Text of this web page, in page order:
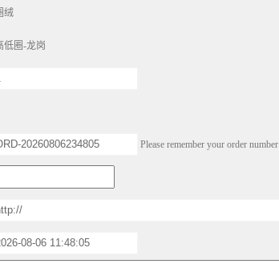
绒
低圈-龙岗
Please remember your order number